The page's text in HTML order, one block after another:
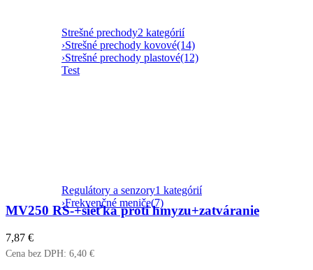
Strešné prechody2 kategórií
›Strešné prechody kovové(14)
›Strešné prechody plastové(12)
Test
Regulátory a senzory1 kategórií
›Frekvenčné meniče(7)
MV250 RS-+sieťka proti hmyzu+zatváranie
7,87 €
Cena bez DPH: 6,40 €